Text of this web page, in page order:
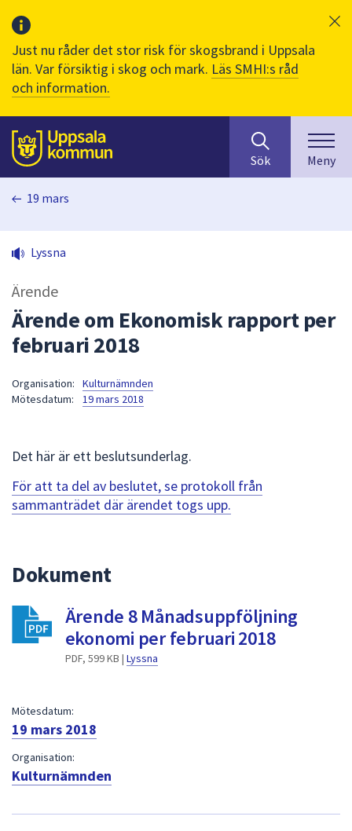
Just nu råder det stor risk för skogsbrand i Uppsala
län. Var försiktig i skog och mark. Läs SMHI:s råd
och information.
Till sidans
huvudinnehåll
efter
innehåll
på
sökfältet
kommer
för
att
navigera
för
att
Sök Meny
19 mars
Lyssna
Ärende
Ärende om Ekonomisk rapport per
februari 2018
Organisation:
Kulturnämnden
Mötesdatum:
19 mars 2018
Det här är ett beslutsunderlag.
För att ta del av beslutet, se protokoll från
sammanträdet där ärendet togs upp.
Dokument
Ärende 8 Månadsuppföljning
ekonomi per februari 2018
PDF, 599 KB | Lyssna
Mötesdatum:
19 mars 2018
Organisation:
Kulturnämnden